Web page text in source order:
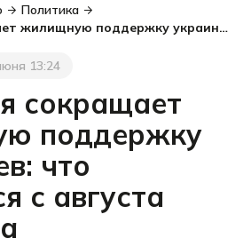
Политика
Ирландия сокращает жилищную поддержку украинцев: что изменится с августа 2026 года
13:24
сокращает
поддержку
что
с августа